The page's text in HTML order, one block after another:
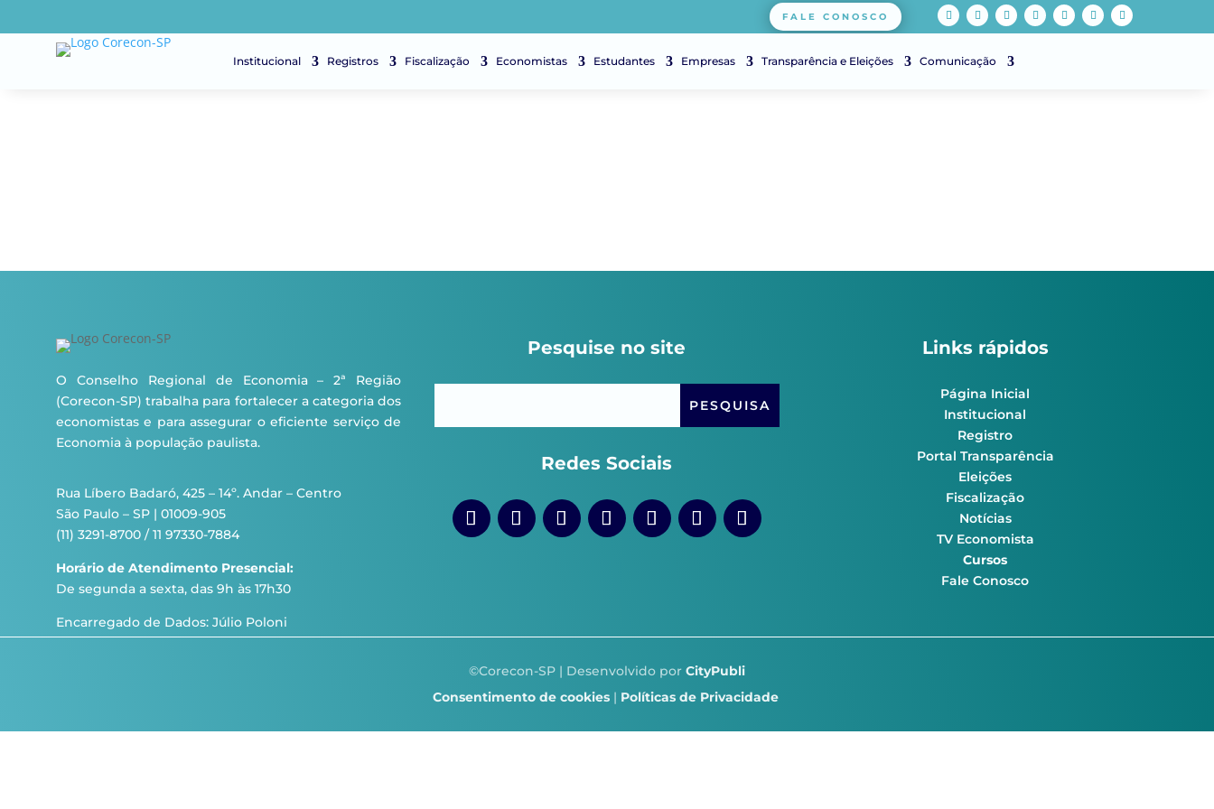
FALE CONOSCO
Institucional Registros Fiscalização Economistas Estudantes Empresas Transparência e Eleições Comunicação
O Conselho Regional de Economia – 2ª Região
(Corecon-SP) trabalha para fortalecer a categoria dos
economistas e para assegurar o eficiente serviço de
Economia à população paulista.
Rua Líbero Badaró, 425 – 14º. Andar – Centro
São Paulo – SP | 01009-905
(11) 3291-8700 / 11 97330-7884
Horário de Atendimento Presencial:
De segunda a sexta, das 9h às 17h30
Encarregado de Dados: Júlio Poloni
Pesquise no site
Redes Sociais
Links rápidos
Página Inicial
Institucional
Registro
Portal Transparência
Eleições
Fiscalização
Notícias
TV Economista
Cursos
Fale Conosco
©Corecon-SP | Desenvolvido por CityPubli
Consentimento de cookies| Políticas de Privacidade